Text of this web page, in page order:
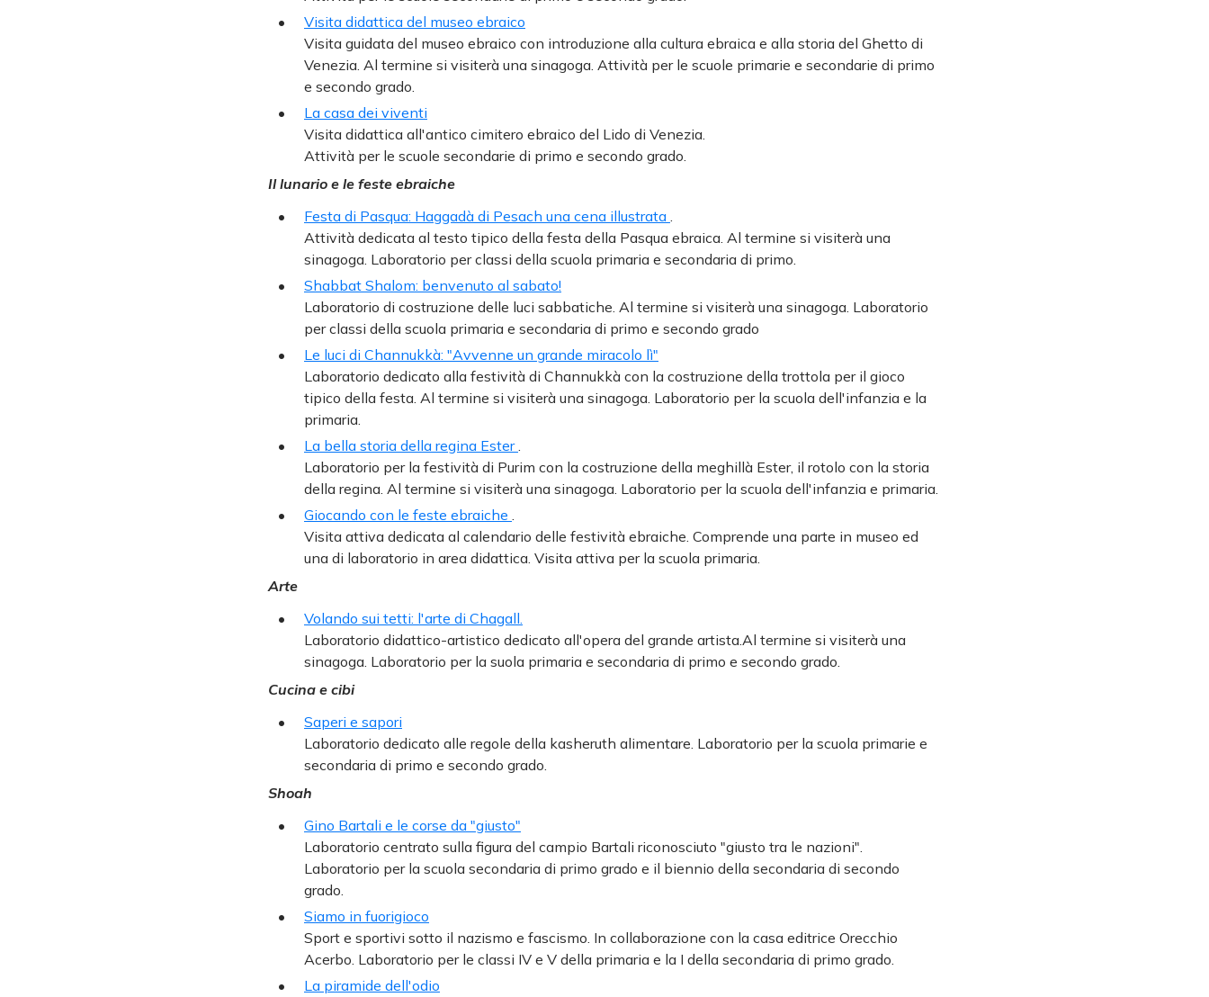
Visita didattica del museo ebraico
Visita guidata del museo ebraico con introduzione alla cultura ebraica e alla storia del Ghetto di
Venezia. Al termine si visiterà una sinagoga. Attività per le scuole primarie e secondarie di primo
e secondo grado.
La casa dei viventi
Visita didattica all'antico cimitero ebraico del Lido di Venezia.
Attività per le scuole secondarie di primo e secondo grado.
Il lunario e le feste ebraiche
Festa di Pasqua: Haggadà di Pesach una cena illustrata .
Attività dedicata al testo tipico della festa della Pasqua ebraica. Al termine si visiterà una
sinagoga. Laboratorio per classi della scuola primaria e secondaria di primo.
Shabbat Shalom: benvenuto al sabato!
Laboratorio di costruzione delle luci sabbatiche. Al termine si visiterà una sinagoga. Laboratorio
per classi della scuola primaria e secondaria di primo e secondo grado
Le luci di Channukkà: "Avvenne un grande miracolo lì"
Laboratorio dedicato alla festività di Channukkà con la costruzione della trottola per il gioco
tipico della festa. Al termine si visiterà una sinagoga. Laboratorio per la scuola dell'infanzia e la
primaria.
La bella storia della regina Ester.
Laboratorio per la festività di Purim con la costruzione della meghillà Ester, il rotolo con la storia
della regina. Al termine si visiterà una sinagoga. Laboratorio per la scuola dell'infanzia e primaria.
Giocando con le feste ebraiche .
Visita attiva dedicata al calendario delle festività ebraiche. Comprende una parte in museo ed
una di laboratorio in area didattica. Visita attiva per la scuola primaria.
Arte
Volando sui tetti: l'arte di Chagall.
Laboratorio didattico-artistico dedicato all'opera del grande artista.Al termine si visiterà una
sinagoga. Laboratorio per la suola primaria e secondaria di primo e secondo grado.
Cucina e cibi
Saperi e sapori
Laboratorio dedicato alle regole della kasheruth alimentare. Laboratorio per la scuola primarie e
secondaria di primo e secondo grado.
Shoah
Gino Bartali e le corse da "giusto"
Laboratorio centrato sulla figura del campio Bartali riconosciuto "giusto tra le nazioni".
Laboratorio per la scuola secondaria di primo grado e il biennio della secondaria di secondo
grado.
Siamo in fuorigioco
Sport e sportivi sotto il nazismo e fascismo. In collaborazione con la casa editrice Orecchio
Acerbo. Laboratorio per le classi IV e V della primaria e la I della secondaria di primo grado.
La piramide dell'odio